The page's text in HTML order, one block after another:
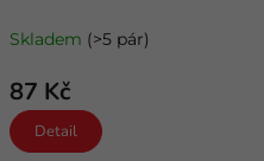
Skladem (>5 pár)
87 Kč
Detail